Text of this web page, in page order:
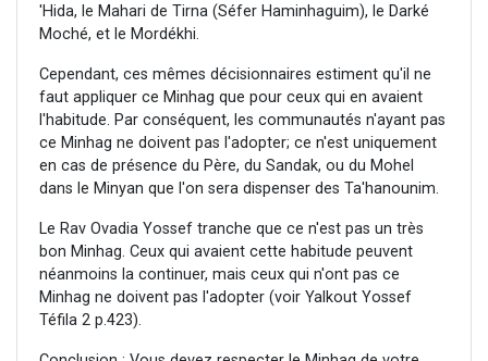
'Hida, le Mahari de Tirna (Séfer Haminhaguim), le Darké
Moché, et le Mordékhi.
Cependant, ces mêmes décisionnaires estiment qu'il ne
faut appliquer ce Minhag que pour ceux qui en avaient
l'habitude. Par conséquent, les communautés n'ayant pas
ce Minhag ne doivent pas l'adopter; ce n'est uniquement
en cas de présence du Père, du Sandak, ou du Mohel
dans le Minyan que l'on sera dispenser des Ta'hanounim.
Le Rav Ovadia Yossef tranche que ce n'est pas un très
bon Minhag. Ceux qui avaient cette habitude peuvent
néanmoins la continuer, mais ceux qui n'ont pas ce
Minhag ne doivent pas l'adopter (voir Yalkout Yossef
Téfila 2 p.423).